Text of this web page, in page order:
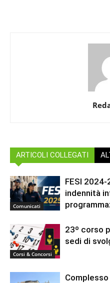
ARTICOLI COLLEGATI
Comunicati
FESI
indennità
Corsi & Concorsi
23º corso
sedi di